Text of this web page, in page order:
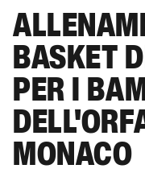
BASKET
PER I
MONACO